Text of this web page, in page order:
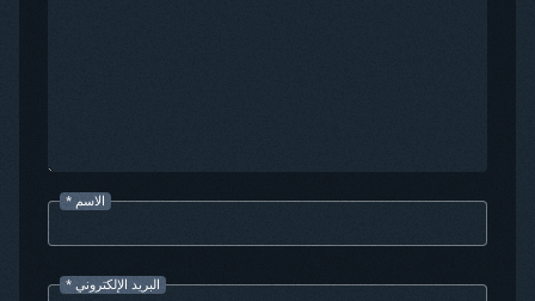
الاسم *
البريد الإلكتروني *